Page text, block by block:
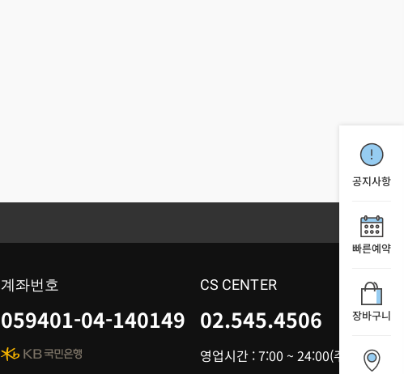
공지사항
빠른예약
장바구니
계좌번호
059401-04-140149
CS CENTER
02.545.4506
영업시간 : 7:00 ~ 24:00(주말근무)